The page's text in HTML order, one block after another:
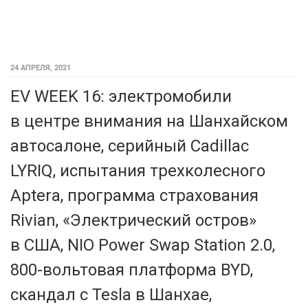
24 АПРЕЛЯ, 2021
EV WEEK 16: электромобили
в центре внимания на Шанхайском
автосалоне, серийный Cadillac
LYRIQ, испытания трехколесного
Aptera, программа страхования
Rivian, «Электрический остров»
в США, NIO Power Swap Station 2.0,
800-вольтовая платформа BYD,
скандал с Tesla в Шанхае,